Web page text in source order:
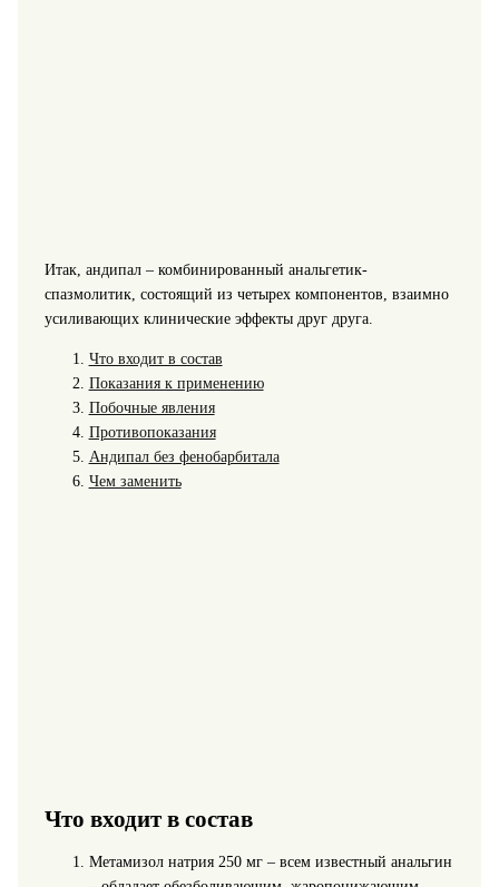
Итак, андипал – комбинированный анальгетик-
спазмолитик, состоящий из четырех компонентов, взаимно
усиливающих клинические эффекты друг друга.
Что входит в состав
Показания к применению
Побочные явления
Противопоказания
Андипал без фенобарбитала
Чем заменить
Что входит в состав
Метамизол натрия 250 мг – всем известный анальгин